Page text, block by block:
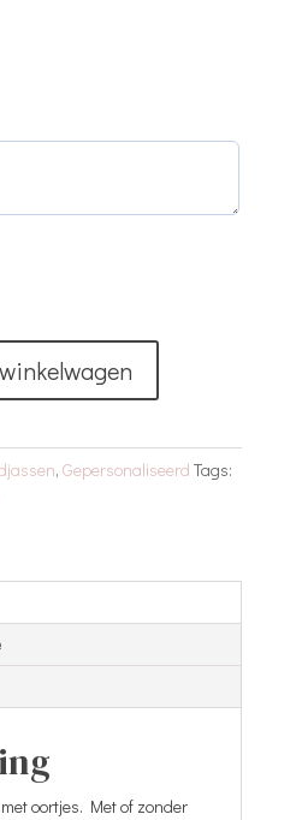
, Gepersonaliseerd Tags:
oortjes. Met of zonder